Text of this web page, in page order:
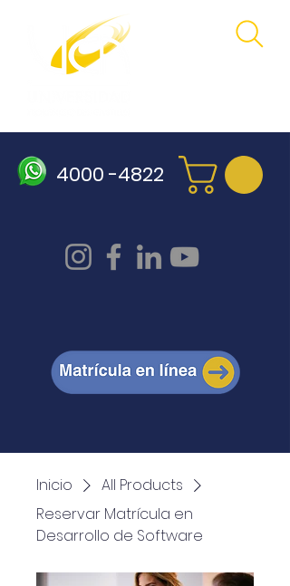
4000 -4822
Inicio
All Products
Reservar Matrícula en
Desarrollo de Software